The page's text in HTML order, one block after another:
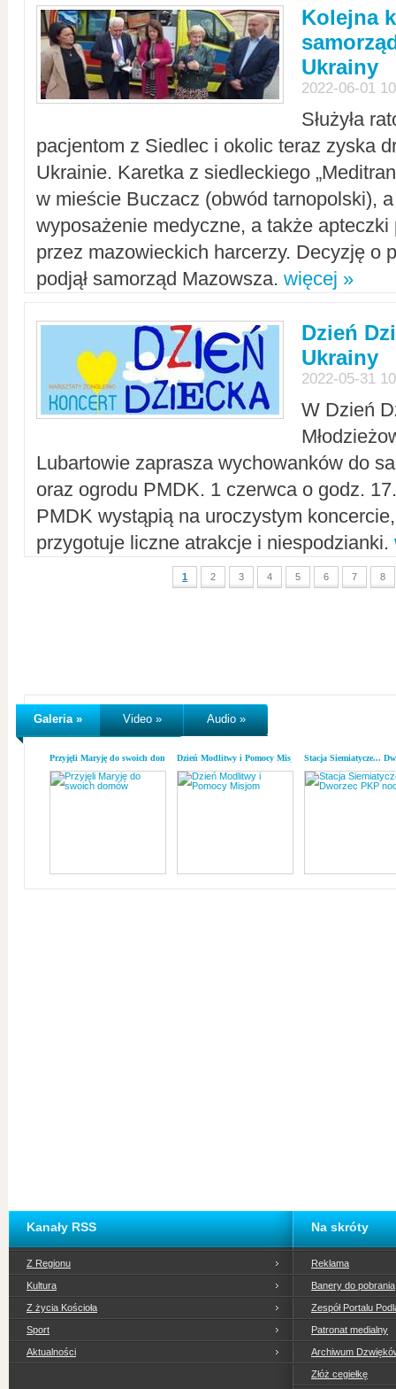
Kolejna
Ukrainy
2022-06-01
Służyła
pacjentom z Siedlec i okolic teraz zyska
Ukrainie. Karetka z siedleckiego
w mieście Buczacz (obwód tarnopolski),
wyposażenie medyczne, a także apteczki
przez mazowieckich harcerzy. Decyzję o
podjął samorząd Mazowsza. więcej »
Dzień
Ukrainy
2022-05-31
W Dzień
Lubartowie zaprasza wychowanków do
oraz ogrodu PMDK. 1 czerwca o godz.
PMDK wystąpią na uroczystym
przygotuje liczne atrakcje i niespodzianki.
1 2 3 4 5 6 7 8
Galeria » Video » Audio »
Przyjęli Maryję do swoich domówDzień Modlitwy i Pomocy MisjomStacja Siemiatycze...
Kanały RSS
Z Regionu
Kultura
Z życia Kościoła
Sport
Aktualności
Na skróty
Reklama
Banery do pobrania
Zespół Portalu
Patronat medialny
Archiwum
Złóż cegiełkę